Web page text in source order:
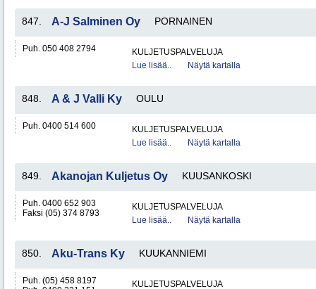
847. A-J Salminen Oy PORNAINEN
Puh. 050 408 2794
KULJETUSPALVELUJA
Lue lisää..
Näytä kartalla
848. A & J Valli Ky OULU
Puh. 0400 514 600
KULJETUSPALVELUJA
Lue lisää..
Näytä kartalla
849. Akanojan Kuljetus Oy KUUSANKOSKI
Puh. 0400 652 903
Faksi (05) 374 8793
KULJETUSPALVELUJA
Lue lisää..
Näytä kartalla
850. Aku-Trans Ky KUUKANNIEMI
Puh. (05) 458 8197
KULJETUSPALVELUJA